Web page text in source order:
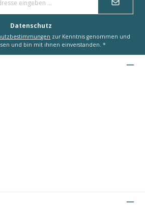
Datenschutz
zur Kenntnis genommen und
und bin mit ihnen einverstanden. *